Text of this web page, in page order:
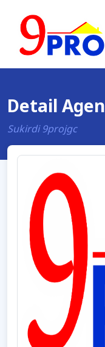
Detail Agen
Sukirdi 9projgc